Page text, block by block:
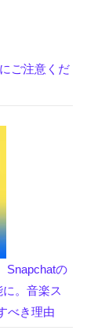
ご注意くだ
Snapchatの
。音楽ス
べき理由